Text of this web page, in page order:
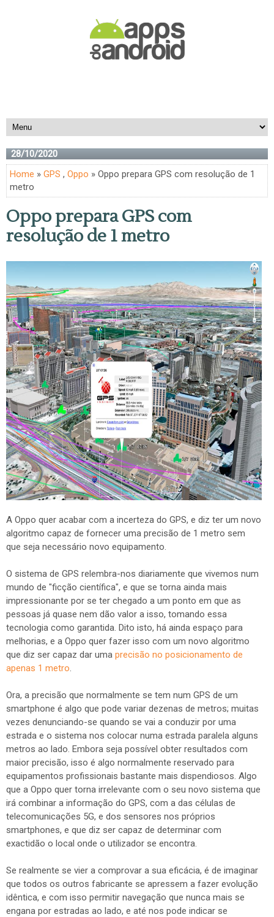
28/10/2020
Home » GPS , Oppo » Oppo prepara GPS com resolução de 1
metro
Oppo prepara GPS com
resolução de 1 metro
A Oppo quer acabar com a incerteza do GPS, e diz ter um novo
algoritmo capaz de fornecer uma precisão de 1 metro sem
que seja necessário novo equipamento.
O sistema de GPS relembra-nos diariamente que vivemos num
mundo de "ficção científica", e que se torna ainda mais
impressionante por se ter chegado a um ponto em que as
pessoas já quase nem dão valor a isso, tomando essa
tecnologia como garantida. Dito isto, há ainda espaço para
melhorias, e a Oppo quer fazer isso com um novo algoritmo
que diz ser capaz dar uma precisão no posicionamento de
apenas 1 metro.
Ora, a precisão que normalmente se tem num GPS de um
smartphone é algo que pode variar dezenas de metros; muitas
vezes denunciando-se quando se vai a conduzir por uma
estrada e o sistema nos colocar numa estrada paralela alguns
metros ao lado. Embora seja possível obter resultados com
maior precisão, isso é algo normalmente reservado para
equipamentos profissionais bastante mais dispendiosos. Algo
que a Oppo quer torna irrelevante com o seu novo sistema que
irá combinar a informação do GPS, com a das células de
telecomunicações 5G, e dos sensores nos próprios
smartphones, e que diz ser capaz de determinar com
exactidão o local onde o utilizador se encontra.
Se realmente se vier a comprovar a sua eficácia, é de imaginar
que todos os outros fabricante se apressem a fazer evolução
idêntica, e com isso permitir navegação que nunca mais se
engana por estradas ao lado, e até nos pode indicar se